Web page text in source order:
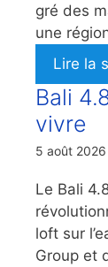
gré des
une
Lire la
Bali
vivre
5 août 2026
Le Bali
loft sur
Group et